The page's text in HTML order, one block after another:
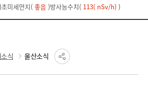
초미세먼지( 좋음)방사능수치(113( nSv/h) )
식 울산소식